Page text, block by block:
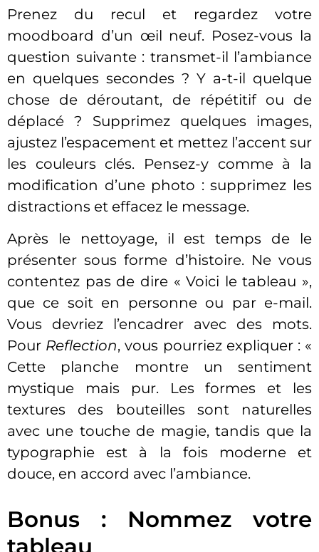
Prenez du recul et regardez votre
moodboard d’un œil neuf. Posez-vous la
question suivante : transmet-il l’ambiance
en quelques secondes ? Y a-t-il quelque
chose de déroutant, de répétitif ou de
déplacé ? Supprimez quelques images,
ajustez l’espacement et mettez l’accent sur
les couleurs clés. Pensez-y comme à la
modification d’une photo : supprimez les
distractions et effacez le message.
Après le nettoyage, il est temps de le
présenter sous forme d’histoire. Ne vous
contentez pas de dire « Voici le tableau »,
que ce soit en personne ou par e-mail.
Vous devriez l’encadrer avec des mots.
Pour Reflection, vous pourriez expliquer : «
Cette planche montre un sentiment
mystique mais pur. Les formes et les
textures des bouteilles sont naturelles
avec une touche de magie, tandis que la
typographie est à la fois moderne et
douce, en accord avec l’ambiance.
Bonus : Nommez votre
tableau